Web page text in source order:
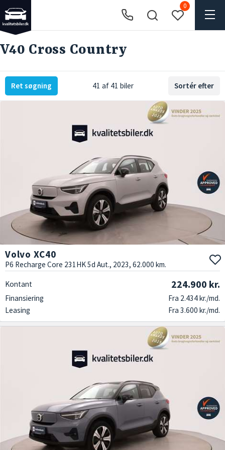
0
V40 Cross Country
Ret søgning 41 af 41 biler Sortér efter
Volvo XC40
P6 Recharge Core 231HK 5d Aut., 2023, 62.000 km.
Kontant 224.900 kr.
Finansiering
Fra 2.434 kr./md.
Leasing
Fra 3.600 kr./md.